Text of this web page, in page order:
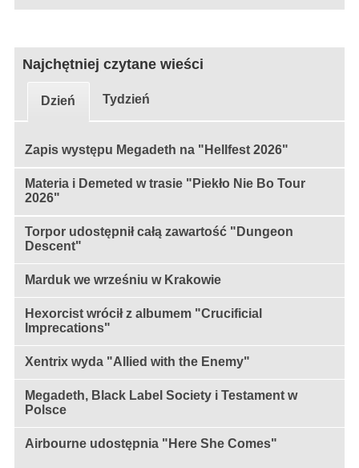
Najchętniej czytane wieści
Dzień Tydzień
Zapis występu Megadeth na "Hellfest 2026"
Materia i Demeted w trasie "Piekło Nie Bo Tour
2026"
Torpor udostępnił całą zawartość "Dungeon
Descent"
Marduk we wrześniu w Krakowie
Hexorcist wrócił z albumem "Crucificial
Imprecations"
Xentrix wyda "Allied with the Enemy"
Megadeth, Black Label Society i Testament w
Polsce
Airbourne udostępnia "Here She Comes"